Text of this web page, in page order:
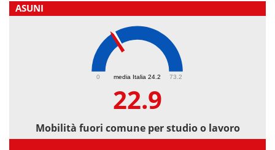
ASUNI
media Italia 24.2
0 73.2
22.9
Mobilità fuori comune per studio o lavoro